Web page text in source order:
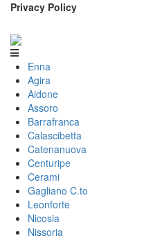
Privacy Policy
Enna
Agira
Aidone
Assoro
Barrafranca
Calascibetta
Catenanuova
Centuripe
Cerami
Gagliano C.to
Leonforte
Nicosia
Nissoria